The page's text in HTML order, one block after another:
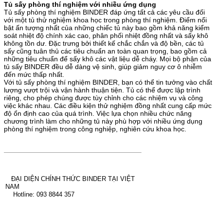
Tủ sấy phòng thí nghiệm với nhiều ứng dụng
Tủ sấy phòng thí nghiệm BINDER đáp ứng tất cả các yêu cầu đối
với một tủ thử nghiệm khoa học trong phòng thí nghiệm. Điểm nổi
bật ấn tượng nhất của những chiếc tủ này bao gồm khả năng kiểm
soát nhiệt độ chính xác cao, phân phối nhiệt đồng nhất và sấy khô
không tồn dư. Đặc trưng bởi thiết kế chắc chắn và độ bền, các tủ
sấy cũng tuân thủ các tiêu chuẩn an toàn quan trọng, bao gồm cả
những tiêu chuẩn để sấy khô các vật liệu dễ cháy. Mọi bộ phận của
tủ sấy BINDER đều dễ dàng vệ sinh, giúp giảm nguy cơ ô nhiễm
đến mức thấp nhất.
Với tủ sấy phòng thí nghiệm BINDER, bạn có thể tin tưởng vào chất
lượng vượt trội và vận hành thuận tiện. Tủ có thể được lập trình
riêng, cho phép chúng được tùy chỉnh cho các nhiệm vụ và công
việc khác nhau. Các điều kiện thử nghiệm đồng nhất cung cấp mức
độ ổn định cao của quá trình. Việc lựa chọn nhiều chức năng
chương trình làm cho những tủ này phù hợp với nhiều ứng dụng
phòng thí nghiệm trong công nghiệp, nghiên cứu khoa học.
ĐẠI DIỆN CHÍNH THỨC BINDER TẠI VIỆT
NAM
Hotline: 093 8844 357